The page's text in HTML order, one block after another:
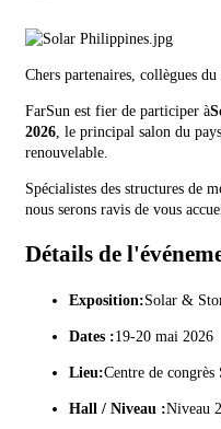
Chers partenaires, collègues du
FarSun est fier de participer à
2026, le principal salon du
renouvelable.
Spécialistes des structures de
nous serons ravis de vous
Détails de
Exposition:Solar &
Dates :19-20 mai 2026
Lieu:Centre de
Hall / Niveau :Niveau